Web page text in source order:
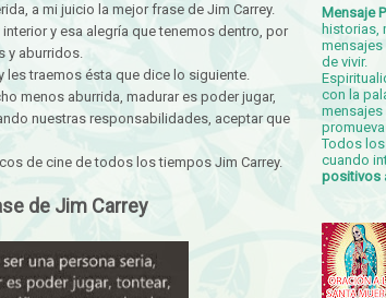
a mi juicio la mejor frase de Jim Carrey.
y esa alegría que tenemos dentro, por
y aburridos.
les traemos ésta que dice lo siguiente.
menos aburrida, madurar es poder jugar,
nuestras responsabilidades, aceptar que
de cine de todos los tiempos Jim Carrey.
de Jim Carrey
Mensaje
historias,
mensajes
de vivir.
con la
Todos
cuando
positivos